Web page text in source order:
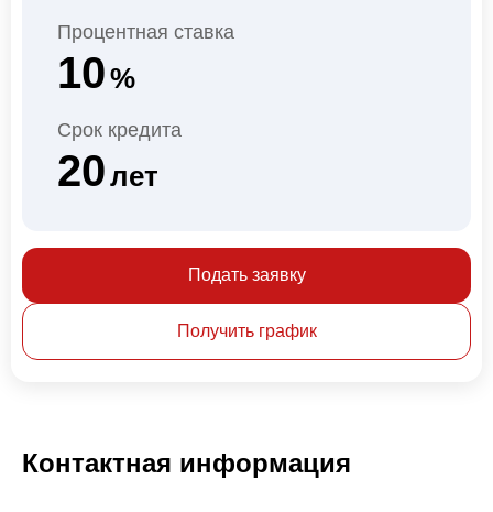
Процентная ставка
10%
Срок кредита
20лет
Подать заявку
Получить график
Контактная информация